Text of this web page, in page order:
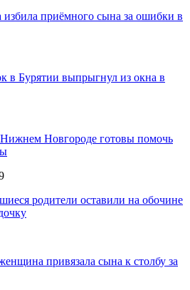
приёмного сына за ошибки в
в Бурятии выпрыгнул из окна в
Новгороде готовы помочь
родители оставили на обочине
привязала сына к столбу за